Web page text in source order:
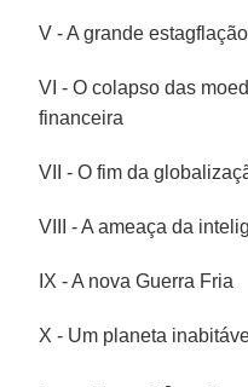
V - A grande
VI - O colapso das
financeira
VII - O fim da
VIII - A ameaça da
IX - A nova Guerra Fria
X - Um planeta